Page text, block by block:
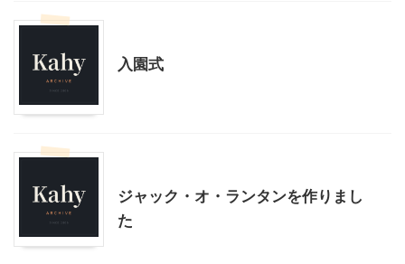
入園式
ジャック・オ・ランタンを作りまし
た